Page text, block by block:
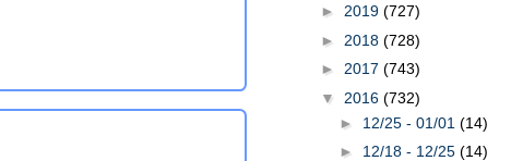
► 2019 (727)
► 2018 (728)
► 2017 (743)
▼ 2016 (732)
► 12/25 - 01/01 (14)
► 12/18 - 12/25 (14)